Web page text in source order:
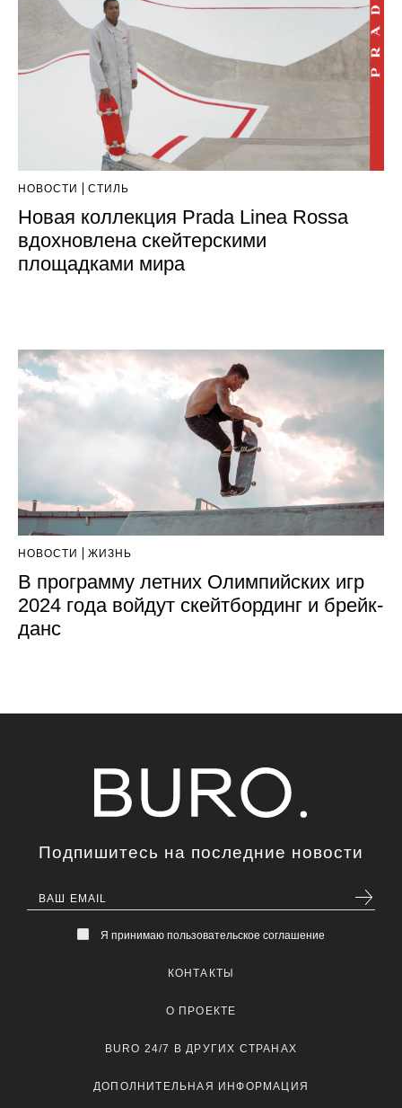
НОВОСТИ СТИЛЬ
Новая коллекция Prada Linea Rossa
вдохновлена скейтерскими
площадками мира
НОВОСТИ ЖИЗНЬ
В программу летних Олимпийских игр
2024 года войдут скейтбординг и брейк-
данс
Подпишитесь на последние новости
Я принимаю пользовательское соглашение
КОНТАКТЫ
О ПРОЕКТЕ
BURO 24/7 В ДРУГИХ СТРАНАХ
ДОПОЛНИТЕЛЬНАЯ ИНФОРМАЦИЯ